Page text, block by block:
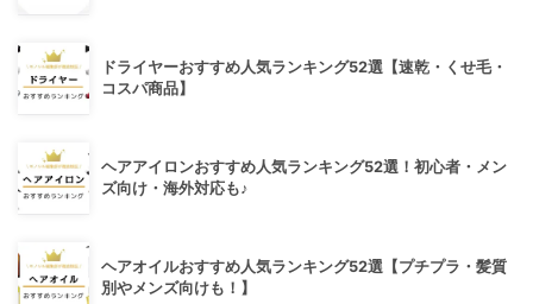
ドライヤーおすすめ人気ランキング52選【速乾・くせ毛・
コスパ商品】
ヘアアイロンおすすめ人気ランキング52選！初心者・メン
ズ向け・海外対応も♪
ヘアオイルおすすめ人気ランキング52選【プチプラ・髪質
別やメンズ向けも！】